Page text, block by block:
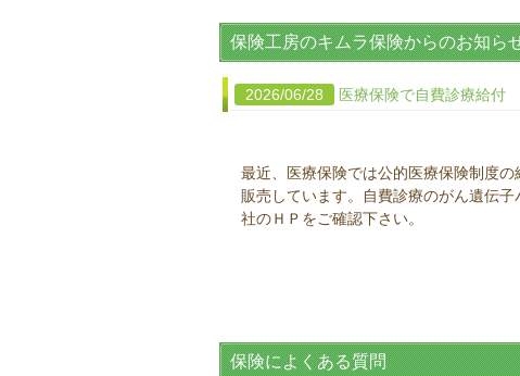
保険工房のキムラ保険からのお知ら
2026/06/28 医療保険で自費診療給付
最近、医療保険では公的医療保険制度
販売しています。自費診療のがん遺伝
社のＨＰをご確認下さい。
保険によくある質問